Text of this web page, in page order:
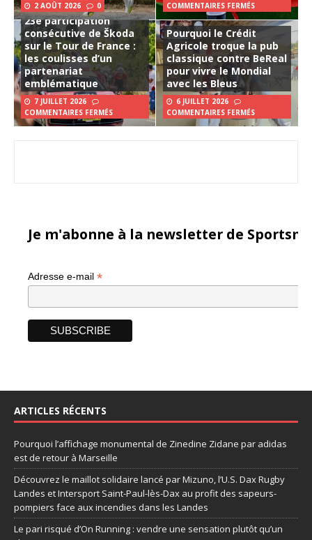
2 AOÛT 2026 0
COMMENTAIRES FERMÉS
23e participation
consécutive de Škoda
sur le Tour de France :
les coulisses d’un
partenariat
emblématique
7 JUILLET 2026
COMMENTAIRES FERMÉS
Pourquoi le Crédit
Agricole troque la pub
classique contre BeReal
pour vivre le Mondial
avec les Bleus
6 JUILLET 2026
COMMENTAIRES FERMÉS
Je m'abonne à la newsletter de
Adresse e-mail *
ARTICLES RÉCENTS
Pourquoi l’affichage monumental de Zinedine Zidane par adidas
est de retour à Marseille
Découvrez le maillot solidaire lancé par Mizuno, l’U.S. Dax Rugby
Landes et Intersport Saint-Paul-lès-Dax au profit des sapeurs-
pompiers face aux incendies dans les Landes
Le pari risqué d’On Running : vendre une sensation plutôt qu’un